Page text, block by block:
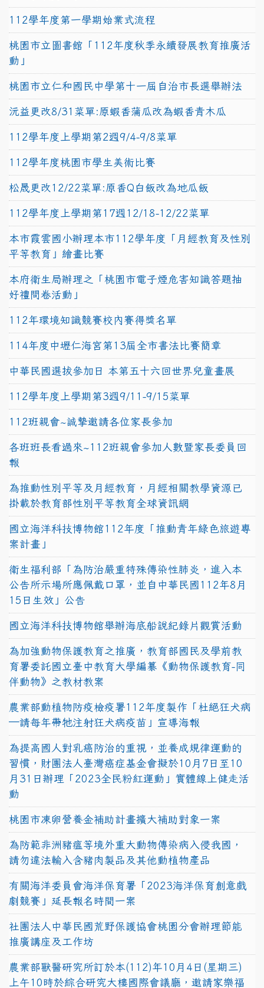
112學年度第一學期始業式流程
桃園市立圖書館「112年度秋季永續發展教育推廣活
動」
桃園市立仁和國民中學第十一屆自治市長選舉辦法
沅益更改8/31菜單:原蝦香蒲瓜改為蝦香青木瓜
112學年度上學期第2週9/4-9/8菜單
112學年度桃園市學生美術比賽
松晟更改12/22菜單:原香Q白飯改為地瓜飯
112學年度上學期第17週12/18-12/22菜單
本市霞雲國小辦理本市112學年度「月經教育及性別
平等教育」繪畫比賽
本府衛生局辦理之「桃園市電子煙危害知識答題抽
好禮問卷活動」
112年環境知識競賽校內賽得獎名單
114年度中壢仁海宮第13屆全市書法比賽簡章
中華民國選拔參加日 本第五十六回世界兒童畫展
112學年度上學期第3週9/11-9/15菜單
112班親會~誠摯邀請各位家長參加
各班班長看過來~112班親會參加人數暨家長委員回
報
為推動性別平等及月經教育，月經相關教學資源已
掛載於教育部性別平等教育全球資訊網
國立海洋科技博物館112年度「推動青年綠色旅遊專
案計畫」
衛生福利部「為防治嚴重特殊傳染性肺炎，進入本
公告所示場所應佩戴口罩，並自中華民國112年8月
15日生效」公告
國立海洋科技博物館舉辦海底船說紀錄片觀賞活動
為加強動物保護教育之推廣，教育部國民及學前教
育署委託國立臺中教育大學編纂《動物保護教育-同
伴動物》之教材教案
農業部動植物防疫檢疫署112年度製作「杜絕狂犬病
—請每年帶牠注射狂犬病疫苗」宣導海報
為提高國人對乳癌防治的重視，並養成規律運動的
習慣，財團法人臺灣癌症基金會擬於10月7日至10
月31日辦理「2023全民粉紅運動」實體線上健走活
動
桃園市凍卵營養金補助計畫擴大補助對象一案
為防範非洲豬瘟等境外重大動物傳染病入侵我國，
請勿違法輸入含豬肉製品及其他動植物產品
有關海洋委員會海洋保育署「2023海洋保育創意戲
劇競賽」延長報名時間一案
社團法人中華民國荒野保護協會桃園分會辦理節能
推廣講座及工作坊
農業部獸醫研究所訂於本(112)年10月4日(星期三)
上午10時於綜合研究大樓國際會議廳，邀請家樂福